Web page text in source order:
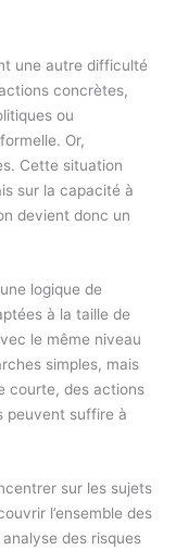
une autre difficulté
concrètes,
ou
Or,
Cette situation
sur la capacité à
devient donc un
logique de
à la taille de
le même niveau
simples, mais
courte, des actions
peuvent suffire à
sur les sujets
l’ensemble des
des risques